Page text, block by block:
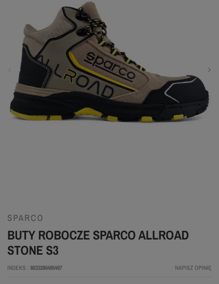
SPARCO
BUTY ROBOCZE SPARCO ALLROAD
STONE S3
INDEKS 8033280495497 NAPISZ OPINIĘ